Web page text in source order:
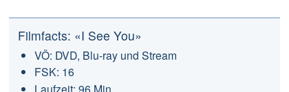
Filmfacts: «I See You»
VÖ: DVD, Blu-ray und Stream
FSK: 16
Laufzeit: 96 Min.